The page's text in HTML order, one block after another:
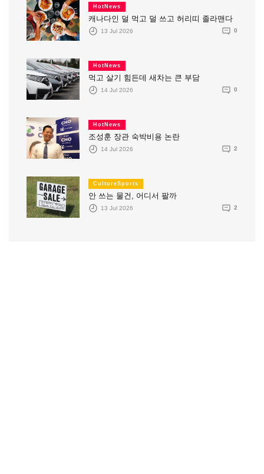
HotNews
캐나다인 덜 먹고 덜 쓰고 허리띠 졸라맨다
13 Jul 2026 0
HotNews
먹고 살기 힘든데 새차는 큰 부담
14 Jul 2026 0
HotNews
조성훈 장관 숙박비용 논란
14 Jul 2026 2
CultureSports
안 쓰는 물건, 어디서 팔까
13 Jul 2026 2